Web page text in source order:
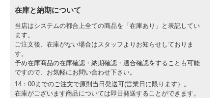
在庫と納期について
当店はシステムの都合上全ての商品を「在庫あり」と表記してい
ます。
ご注文後、在庫がない場合はスタッフよりお知らせしておりま
す。
予め在庫商品の在庫確認・納期確認・適合確認をすることも可能
ですので、お気軽にお問い合わせ下さい。
14：00までのご注文で原則当日発送可(営業日に限ります）。
在庫がございます商品については即日発送することができます。